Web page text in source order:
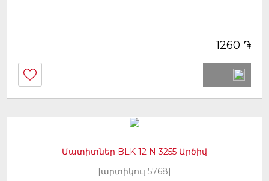
1260 ֏
Մատիտներ BLK 12 N 3255 Արծիվ
[արտիկուլ 5768]